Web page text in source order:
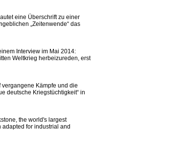
eine Überschrift zu einer
„Zeitenwende“ das
Interview im Mai 2014:
Weltkrieg herbeizureden, erst
Kämpfe und die
deutsche Kriegstüchtigkeit“ in
the world's largest
for industrial and